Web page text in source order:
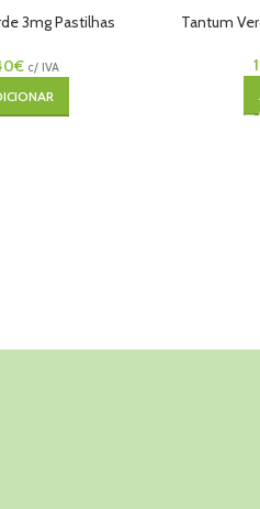
3mg Pastilhas
€ c/ IVA
Tantum